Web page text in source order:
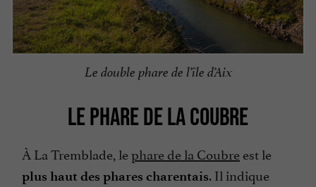
Le double phare de l’île d’Aix
LE PHARE DE LA COUBRE
À La Tremblade, lephare de la Coubreest le
plus haut des phares charentais. Il indique